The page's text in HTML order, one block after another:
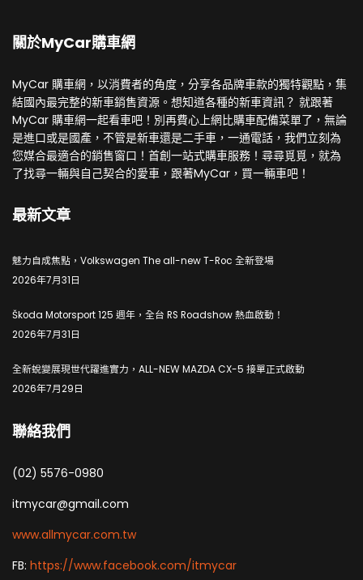
關於MyCar購車網
MyCar 購車網，以消費者的角度，分享各品牌車款的獨特觀點，集
結國內最完整的新車銷售資源。想知道各種的新車資訊？ 就跟著
MyCar 購車網一起看車吧！別再費心上網比購車配備菜單了，無論
是進口或是國產，不管是新車還是二手車，一通電話，我們立刻為
您媒合最適合的銷售窗口！首創一站式購車服務！尋尋覓覓，就為
了找尋一輛與自己契合的愛車，跟著MyCar，買一輛車吧！
最新文章
魅力自成焦點，Volkswagen The all-new T-Roc 全新登場
2026年7月31日
Škoda Motorsport 125 週年，全台 RS Roadshow 熱血啟動！
2026年7月31日
全新蛻變展現世代躍進實力，ALL-NEW MAZDA CX-5 接單正式啟動
2026年7月29日
聯絡我們
(02) 5576-0980
itmycar@gmail.com
www.allmycar.com.tw
FB: https://www.facebook.com/itmycar